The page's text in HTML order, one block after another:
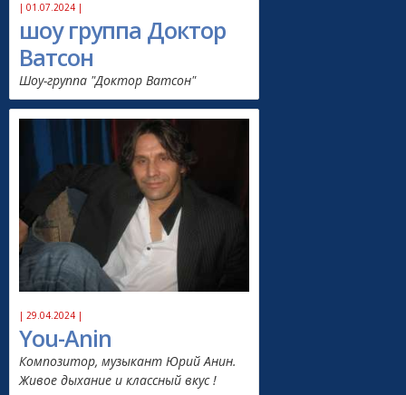
| 01.07.2024 |
шоу группа Доктор
Ватсон
Шоу-группа "Доктор Ватсон"
| 29.04.2024 |
You-Anin
Композитор, музыкант Юрий Анин.
Живое дыхание и классный вкус !